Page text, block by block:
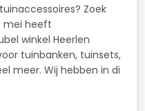
Zoek
mei heeft
winkel Heerlen
tuinbanken, tuinsets,
meer. Wij hebben in di